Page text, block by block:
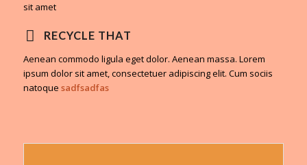
sit amet
RECYCLE THAT
Aenean commodo ligula eget dolor. Aenean massa. Lorem
ipsum dolor sit amet, consectetuer adipiscing elit. Cum sociis
natoque sadfsadfas